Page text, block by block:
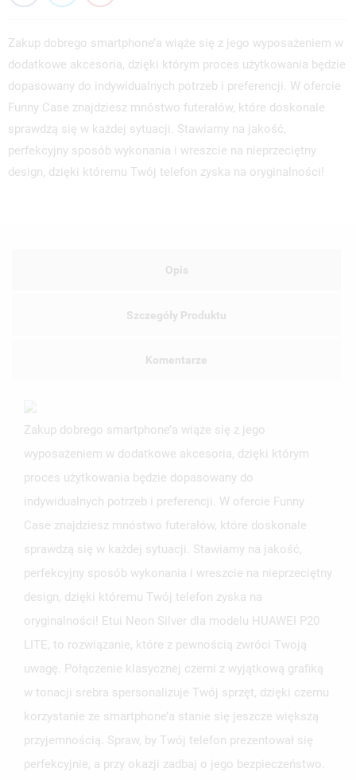
Zakup dobrego smartphone’a wiąże się z jego wyposażeniem w
dodatkowe akcesoria, dzięki którym proces użytkowania będzie
dopasowany do indywidualnych potrzeb i preferencji. W ofercie
Funny Case znajdziesz mnóstwo futerałów, które doskonale
sprawdzą się w każdej sytuacji. Stawiamy na jakość,
perfekcyjny sposób wykonania i wreszcie na nieprzeciętny
design, dzięki któremu Twój telefon zyska na oryginalności!
Opis
Szczegóły Produktu
Komentarze
Zakup dobrego smartphone’a wiąże się z jego
wyposażeniem w dodatkowe akcesoria, dzięki którym
proces użytkowania będzie dopasowany do
indywidualnych potrzeb i preferencji. W ofercie Funny
Case znajdziesz mnóstwo futerałów, które doskonale
sprawdzą się w każdej sytuacji. Stawiamy na jakość,
perfekcyjny sposób wykonania i wreszcie na nieprzeciętny
design, dzięki któremu Twój telefon zyska na
oryginalności! Etui Neon Silver dla modelu HUAWEI P20
LITE, to rozwiązanie, które z pewnością zwróci Twoją
uwagę. Połączenie klasycznej czerni z wyjątkową grafiką
w tonacji srebra spersonalizuje Twój sprzęt, dzięki czemu
korzystanie ze smartphone’a stanie się jeszcze większą
przyjemnością. Spraw, by Twój telefon prezentował się
perfekcyjnie, a przy okazji zadbaj o jego bezpieczeństwo.